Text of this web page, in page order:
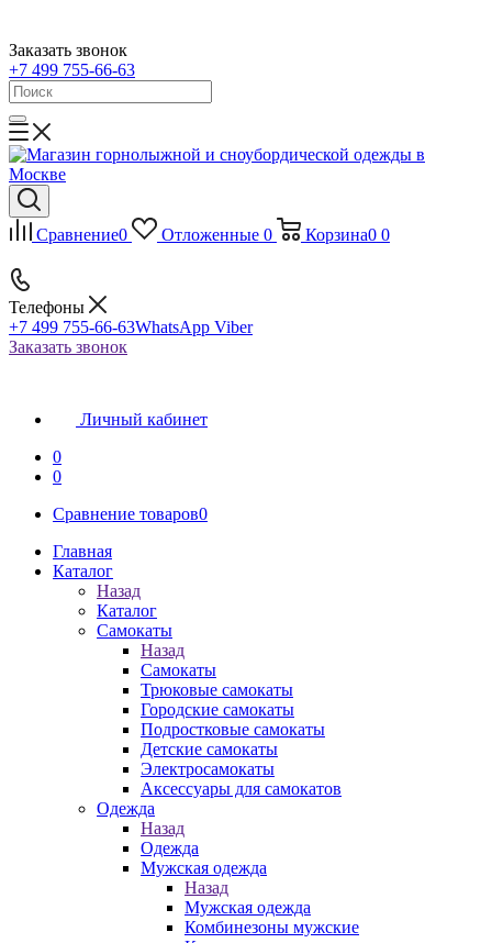
Заказать звонок
+7 499 755-66-63
Сравнение0 Отложенные 0 Корзина0 0
Телефоны
+7 499 755-66-63WhatsApp Viber
Заказать звонок
Личный кабинет
0
0
Сравнение товаров0
Главная
Каталог
Назад
Каталог
Самокаты
Назад
Самокаты
Трюковые самокаты
Городские самокаты
Подростковые самокаты
Детские самокаты
Электросамокаты
Аксессуары для самокатов
Одежда
Назад
Одежда
Мужская одежда
Назад
Мужская одежда
Комбинезоны мужские